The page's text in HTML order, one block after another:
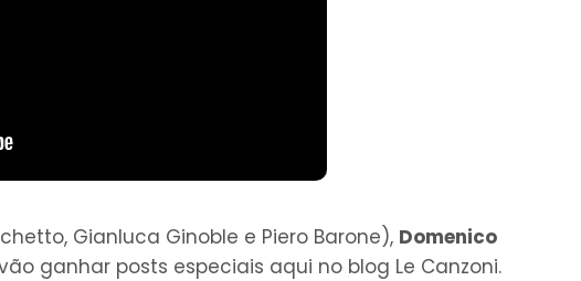
Gianluca Ginoble e Piero Barone), Domenico
ganhar posts especiais aqui no blog Le Canzoni.